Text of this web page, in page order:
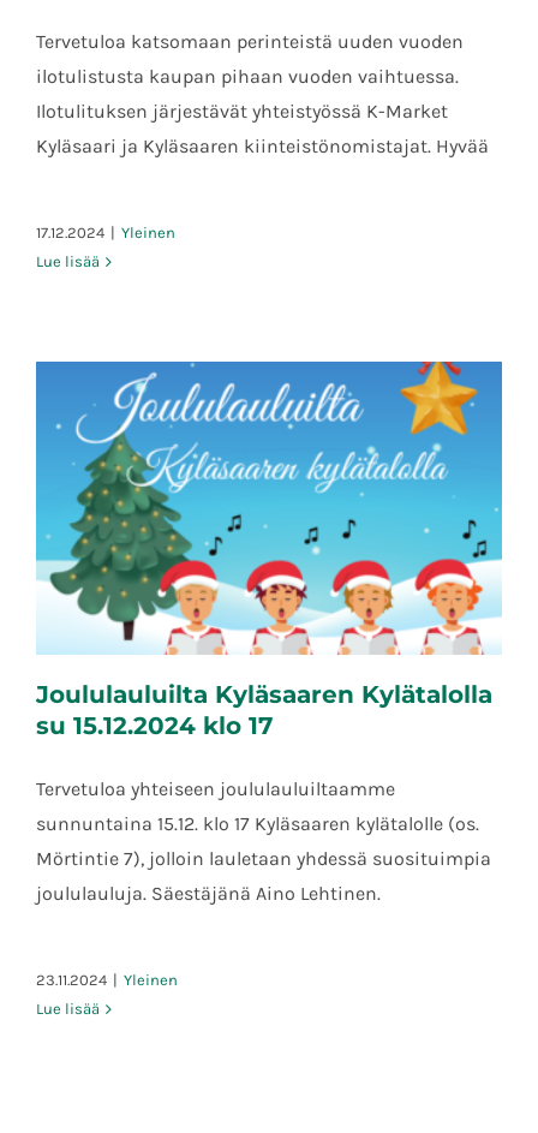
Uuden vuoden ilotulitus 2025
Tervetuloa katsomaan perinteistä uuden vuoden
ilotulistusta kaupan pihaan vuoden vaihtuessa.
Ilotulituksen järjestävät yhteistyössä K-Market
Kyläsaari ja Kyläsaaren kiinteistönomistajat. Hyvää
17.12.2024 | Yleinen
Lue lisää
Joululauluilta Kyläsaaren Kylätalolla su
15.12.2024 klo 17
Joululauluilta Kyläsaaren Kylätalolla
su 15.12.2024 klo 17
Tervetuloa yhteiseen joululauluiltaamme
sunnuntaina 15.12. klo 17 Kyläsaaren kylätalolle (os.
Mörtintie 7), jolloin lauletaan yhdessä suosituimpia
joululauluja. Säestäjänä Aino Lehtinen.
23.11.2024 | Yleinen
Lue lisää